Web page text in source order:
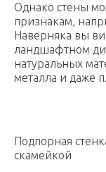
Однако стены
признакам,
Наверняка вы
ландшафтном
натуральных
металла и даже
Подпорная
скамейкой